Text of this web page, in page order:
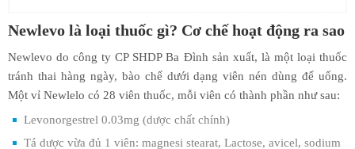
Newlevo là loại thuốc gì? Cơ chế hoạt động ra sao
Newlevo do công ty CP SHDP Ba Đình sản xuất, là một loại thuốc
tránh thai hàng ngày, bào chế dưới dạng viên nén dùng để uống.
Một vỉ Newlelo có 28 viên thuốc, mỗi viên có thành phần như sau:
Levonorgestrel 0.03mg (dược chất chính)
Tá dược vừa đủ 1 viên: magnesi stearat, Lactose, avicel, sodium